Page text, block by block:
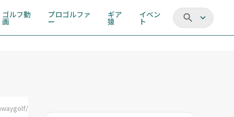
ゴルフ動
画
プロゴルファ
ー
ギア
猿
イベン
ト